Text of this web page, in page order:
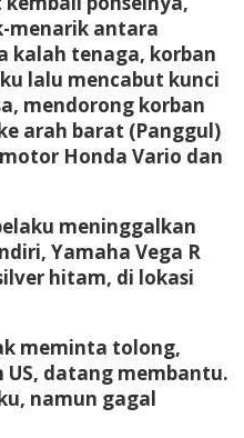
menarik antara
kalah tenaga, korban
lalu mencabut kunci
mendorong korban
arah barat (Panggul)
Honda Vario dan
meninggalkan
Yamaha Vega R
hitam, di lokasi
meminta tolong,
US, datang membantu.
namun gagal